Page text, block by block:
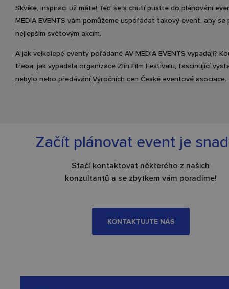
Skvěle, inspiraci už máte! Teď se s chutí pusťte do plánování
MEDIA EVENTS vám pomůžeme uspořádat takový event, aby se
nejlepším světovým akcím.
A jak velkolepé eventy pořádané AV MEDIA EVENTS vypadají?
třeba, jak vypadala organizace Zlín Film Festivalu, fascinující
nebylo nebo předáváníVýročních cen České eventové asociace.
Začít plánovat event je
Stačí kontaktovat některého z našich
konzultantů a se zbytkem vám poradíme!
KONTAKTUJTE NÁS